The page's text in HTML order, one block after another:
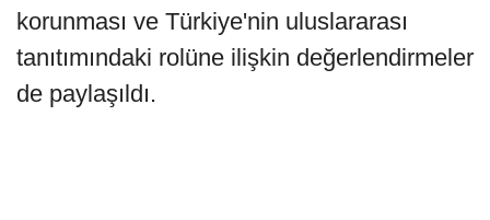
korunması ve Türkiye'nin uluslararası
tanıtımındaki rolüne ilişkin değerlendirmeler
de paylaşıldı.